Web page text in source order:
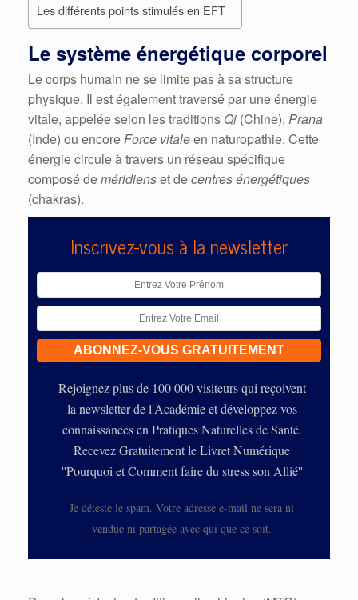
Les différents points stimulés en EFT
Le système énergétique corporel
Le corps humain ne se limite pas à sa structure
physique. Il est également traversé par une énergie
vitale, appelée selon les traditions Qi (Chine), Prana
(Inde) ou encore Force vitaleen naturopathie. Cette
énergie circule à travers un réseau spécifique
composé deméridienset decentres énergétiques
(chakras).
Inscrivez-vous à la newsletter
Rejoignez plus de 100 000 visiteurs qui reçoivent
la newsletter de l'Académie et développez vos
connaissances en Pratiques Naturelles de Santé.
Recevez Gratuitement le Livret Numérique
''Pourquoi et Comment faire du stress son Allié''
Je déteste le spam. Votre adresse e-mail ne sera ni
vendue ni partagée avec qui que ce soit.